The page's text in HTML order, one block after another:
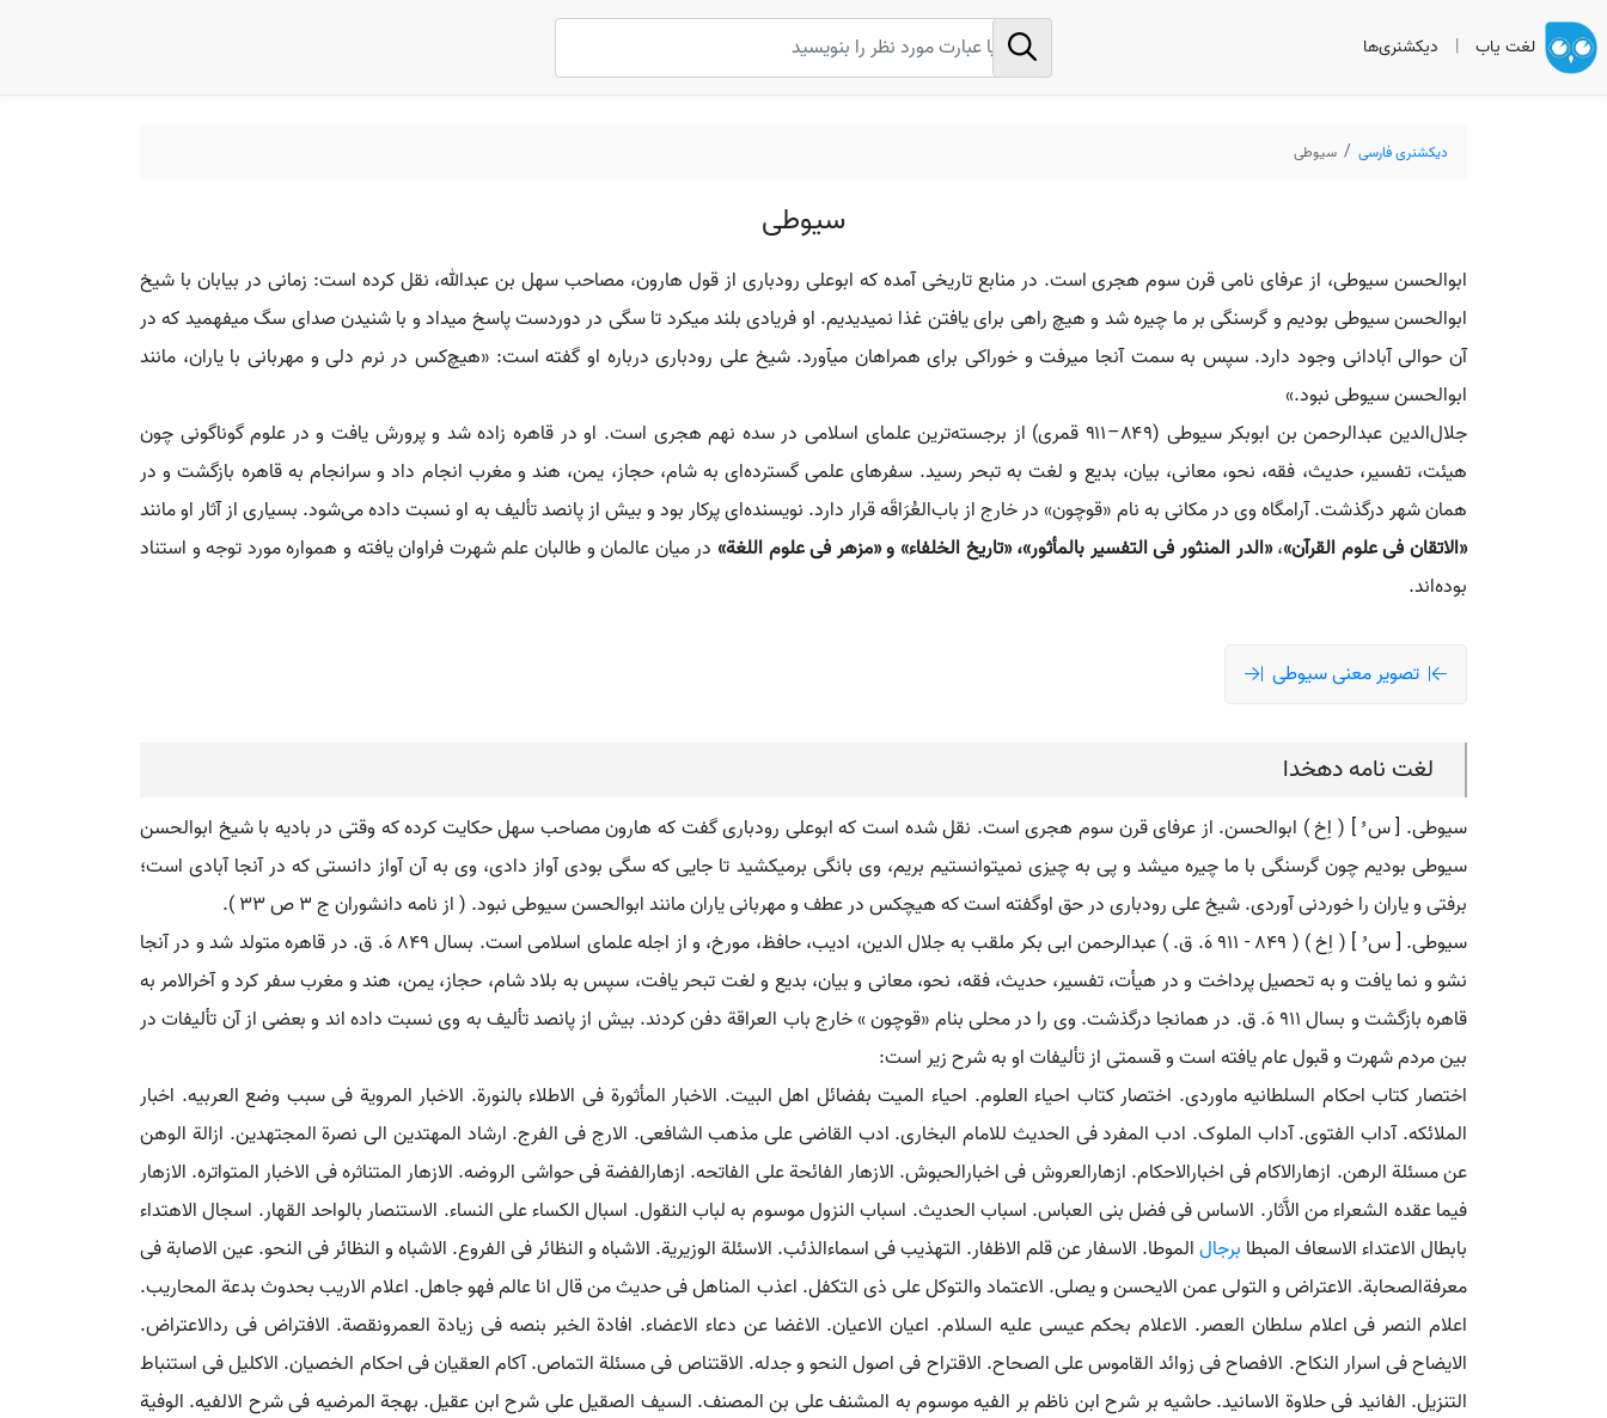
لغت یاب | دیکشنری‌ها
دیکشنری فارسی سیوطی
سیوطی
ابوالحسن سیوطی، از عرفای نامی قرن سوم هجری است. در منابع تاریخی آمده که ابوعلی رودباری از قول هارون، مصاحب سهل بن عبدالله، نقل کرده است: زمانی در بیابان با شیخ
ابوالحسن سیوطی بودیم و گرسنگی بر ما چیره شد و هیچ راهی برای یافتن غذا نمیدیدیم. او فریادی بلند میکرد تا سگی در دوردست پاسخ میداد و با شنیدن صدای سگ میفهمید که در
آن حوالی آبادانی وجود دارد. سپس به سمت آنجا میرفت و خوراکی برای همراهان میآورد. شیخ علی رودباری درباره او گفته است: «هیچ‌کس در نرم دلی و مهربانی با یاران، مانند
ابوالحسن سیوطی نبود.»
جلال‌الدین عبدالرحمن بن ابوبکر سیوطی (۸۴۹–۹۱۱ قمری) از برجسته‌ترین علمای اسلامی در سده نهم هجری است. او در قاهره زاده شد و پرورش یافت و در علوم گوناگونی چون
هیئت، تفسیر، حدیث، فقه، نحو، معانی، بیان، بدیع و لغت به تبحر رسید. سفرهای علمی گسترده‌ای به شام، حجاز، یمن، هند و مغرب انجام داد و سرانجام به قاهره بازگشت و در
همان شهر درگذشت. آرامگاه وی در مکانی به نام «قوچون» در خارج از باب‌العُرَاقَه قرار دارد. نویسنده‌ای پرکار بود و بیش از پانصد تألیف به او نسبت داده می‌شود. بسیاری از آثار او مانند
«الاتقان فی علوم القرآن»،«الدر المنثور فی التفسیر بالمأثور»، «تاریخ الخلفاء» و «مزهر فی علوم اللغة» در میان عالمان و طالبان علم شهرت فراوان یافته و همواره مورد توجه و استناد
بوده‌اند.
تصویر معنی سیوطی
لغت نامه دهخدا
سیوطی. [ س ُ ] ( اِخ ) ابوالحسن. از عرفای قرن سوم هجری است. نقل شده است که ابوعلی رودباری گفت که هارون مصاحب سهل حکایت کرده که وقتی در بادیه با شیخ ابوالحسن
سیوطی بودیم چون گرسنگی با ما چیره میشد و پی به چیزی نمیتوانستیم بریم، وی بانگی برمیکشید تا جایی که سگی بودی آواز دادی، وی به آن آواز دانستی که در آنجا آبادی است؛
برفتی و یاران را خوردنی آوردی. شیخ علی رودباری در حق اوگفته است که هیچکس در عطف و مهربانی یاران مانند ابوالحسن سیوطی نبود. ( از نامه دانشوران ج 3 ص 33 ).
سیوطی. [ س ُ ] ( اِخ ) ( 849 - 911 هَ. ق. ) عبدالرحمن ابی بکر ملقب به جلال الدین، ادیب، حافظ، مورخ، و از اجله علمای اسلامی است. بسال 849 هَ. ق. در قاهره متولد شد و در آنجا
نشو و نما یافت و به تحصیل پرداخت و در هیأت، تفسیر، حدیث، فقه، نحو، معانی و بیان، بدیع و لغت تبحر یافت، سپس به بلاد شام، حجاز، یمن، هند و مغرب سفر کرد و آخرالامر به
قاهره بازگشت و بسال 911 هَ. ق. در همانجا درگذشت. وی را در محلی بنام «قوچون » خارج باب العراقة دفن کردند. بیش از پانصد تألیف به وی نسبت داده اند و بعضی از آن تألیفات در
بین مردم شهرت و قبول عام یافته است و قسمتی از تألیفات او به شرح زیر است:
اختصار کتاب احکام السلطانیه ماوردی. اختصار کتاب احیاء العلوم. احیاء المیت بفضائل اهل البیت. الاخبار المأثورة فی الاطلاء بالنورة. الاخبار المرویة فی سبب وضع العربیه. اخبار
الملائکه. آداب الفتوی. آداب الملوک. ادب المفرد فی الحدیث للامام البخاری. ادب القاضی علی مذهب الشافعی. الارج فی الفرج. ارشاد المهتدین الی نصرة المجتهدین. ازالة الوهن
عن مسئلة الرهن. ازهارالاکام فی اخبارالاحکام. ازهارالعروش فی اخبارالحبوش. الازهار الفائحة علی الفاتحه. ازهارالفضة فی حواشی الروضه. الازهار المتناثره فی الاخبار المتواتره. الازهار
فیما عقده الشعراء من الاَّثار. الاساس فی فضل بنی العباس. اسباب الحدیث. اسباب النزول موسوم به لباب النقول. اسبال الکساء علی النساء. الاستنصار بالواحد القهار. اسجال الاهتداء
بابطال الاعتداء الاسعاف المبطا برجالالموطا. الاسفار عن قلم الاظفار. التهذیب فی اسماءالذئب. الاسئلة الوزیریة. الاشباه و النظائر فی الفروع. الاشباه و النظائر فی النحو. عین الاصابة فی
معرفةالصحابة. الاعتراض و التولی عمن الایحسن و یصلی. الاعتماد والتوکل علی ذی التکفل. اعذب المناهل فی حدیث من قال انا عالم فهو جاهل. اعلام الاریب بحدوث بدعة المحاریب.
اعلام النصر فی اعلام سلطان العصر. الاعلام بحکم عیسی علیه السلام. اعیان الاعیان. الاغضا عن دعاء الاعضاء. افادة الخبر بنصه فی زیادة العمرونقصة. الافتراض فی ردالاعتراض.
الایضاح فی اسرار النکاح. الافصاح فی زوائد القاموس علی الصحاح. الاقتراح فی اصول النحو و جدله. الاقتناص فی مسئلة التماص. آکام العقیان فی احکام الخصیان. الاکلیل فی استنباط
التنزیل. الفانید فی حلاوة الاسانید. حاشیه بر شرح ابن ناظم بر الفیه موسوم به المشنف علی بن المصنف. السیف الصقیل علی شرح ابن عقیل. بهجة المرضیه فی شرح الالفیه. الوفیة